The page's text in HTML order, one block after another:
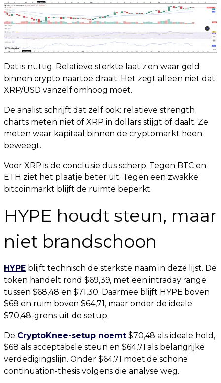
Dat is nuttig. Relatieve sterkte laat zien waar geld
binnen crypto naartoe draait. Het zegt alleen niet dat
XRP/USD vanzelf omhoog moet.
De analist schrijft dat zelf ook: relatieve strength
charts meten niet of XRP in dollars stijgt of daalt. Ze
meten waar kapitaal binnen de cryptomarkt heen
beweegt.
Voor XRP is de conclusie dus scherp. Tegen BTC en
ETH ziet het plaatje beter uit. Tegen een zwakke
bitcoinmarkt blijft de ruimte beperkt.
HYPE houdt steun, maar
niet brandschoon
HYPE blijft technisch de sterkste naam in deze lijst. De
token handelt rond $69,39, met een intraday range
tussen $68,48 en $71,30. Daarmee blijft HYPE boven
$68 en ruim boven $64,71, maar onder de ideale
$70,48-grens uit de setup.
De CryptoKnee-setup noemt $70,48 als ideale hold,
$68 als acceptabele steun en $64,71 als belangrijke
verdedigingslijn. Onder $64,71 moet de schone
continuation-thesis volgens die analyse weg.